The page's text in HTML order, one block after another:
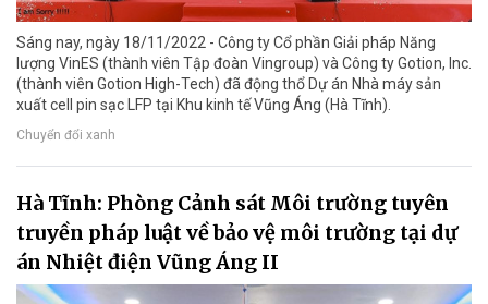
Sáng nay, ngày 18/11/2022 - Công ty Cổ phần Giải pháp Năng
lượng VinES (thành viên Tập đoàn Vingroup) và Công ty Gotion, Inc.
(thành viên Gotion High-Tech) đã động thổ Dự án Nhà máy sản
xuất cell pin sạc LFP tại Khu kinh tế Vũng Áng (Hà Tĩnh).
Chuyển đổi xanh
Hà Tĩnh: Phòng Cảnh sát Môi trường tuyên
truyền pháp luật về bảo vệ môi trường tại dự
án Nhiệt điện Vũng Áng II